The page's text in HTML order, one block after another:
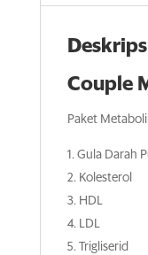
Couple
Paket
Gula Darah
Kolesterol
HDL
LDL
Trigliserid